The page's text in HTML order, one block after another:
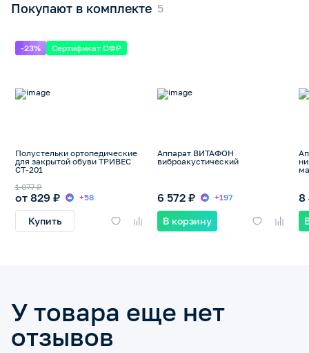
Покупают в комплекте
-23% Сертификат СФР
Полустельки ортопедические
для закрытой обуви ТРИВЕС
СТ-201
от 829 ₽
1 077 ₽
+58
Купить
Аппарат ВИТАФОН
виброакустический
6 572 ₽ +197
В корзину
8
У товара еще нет
отзывов